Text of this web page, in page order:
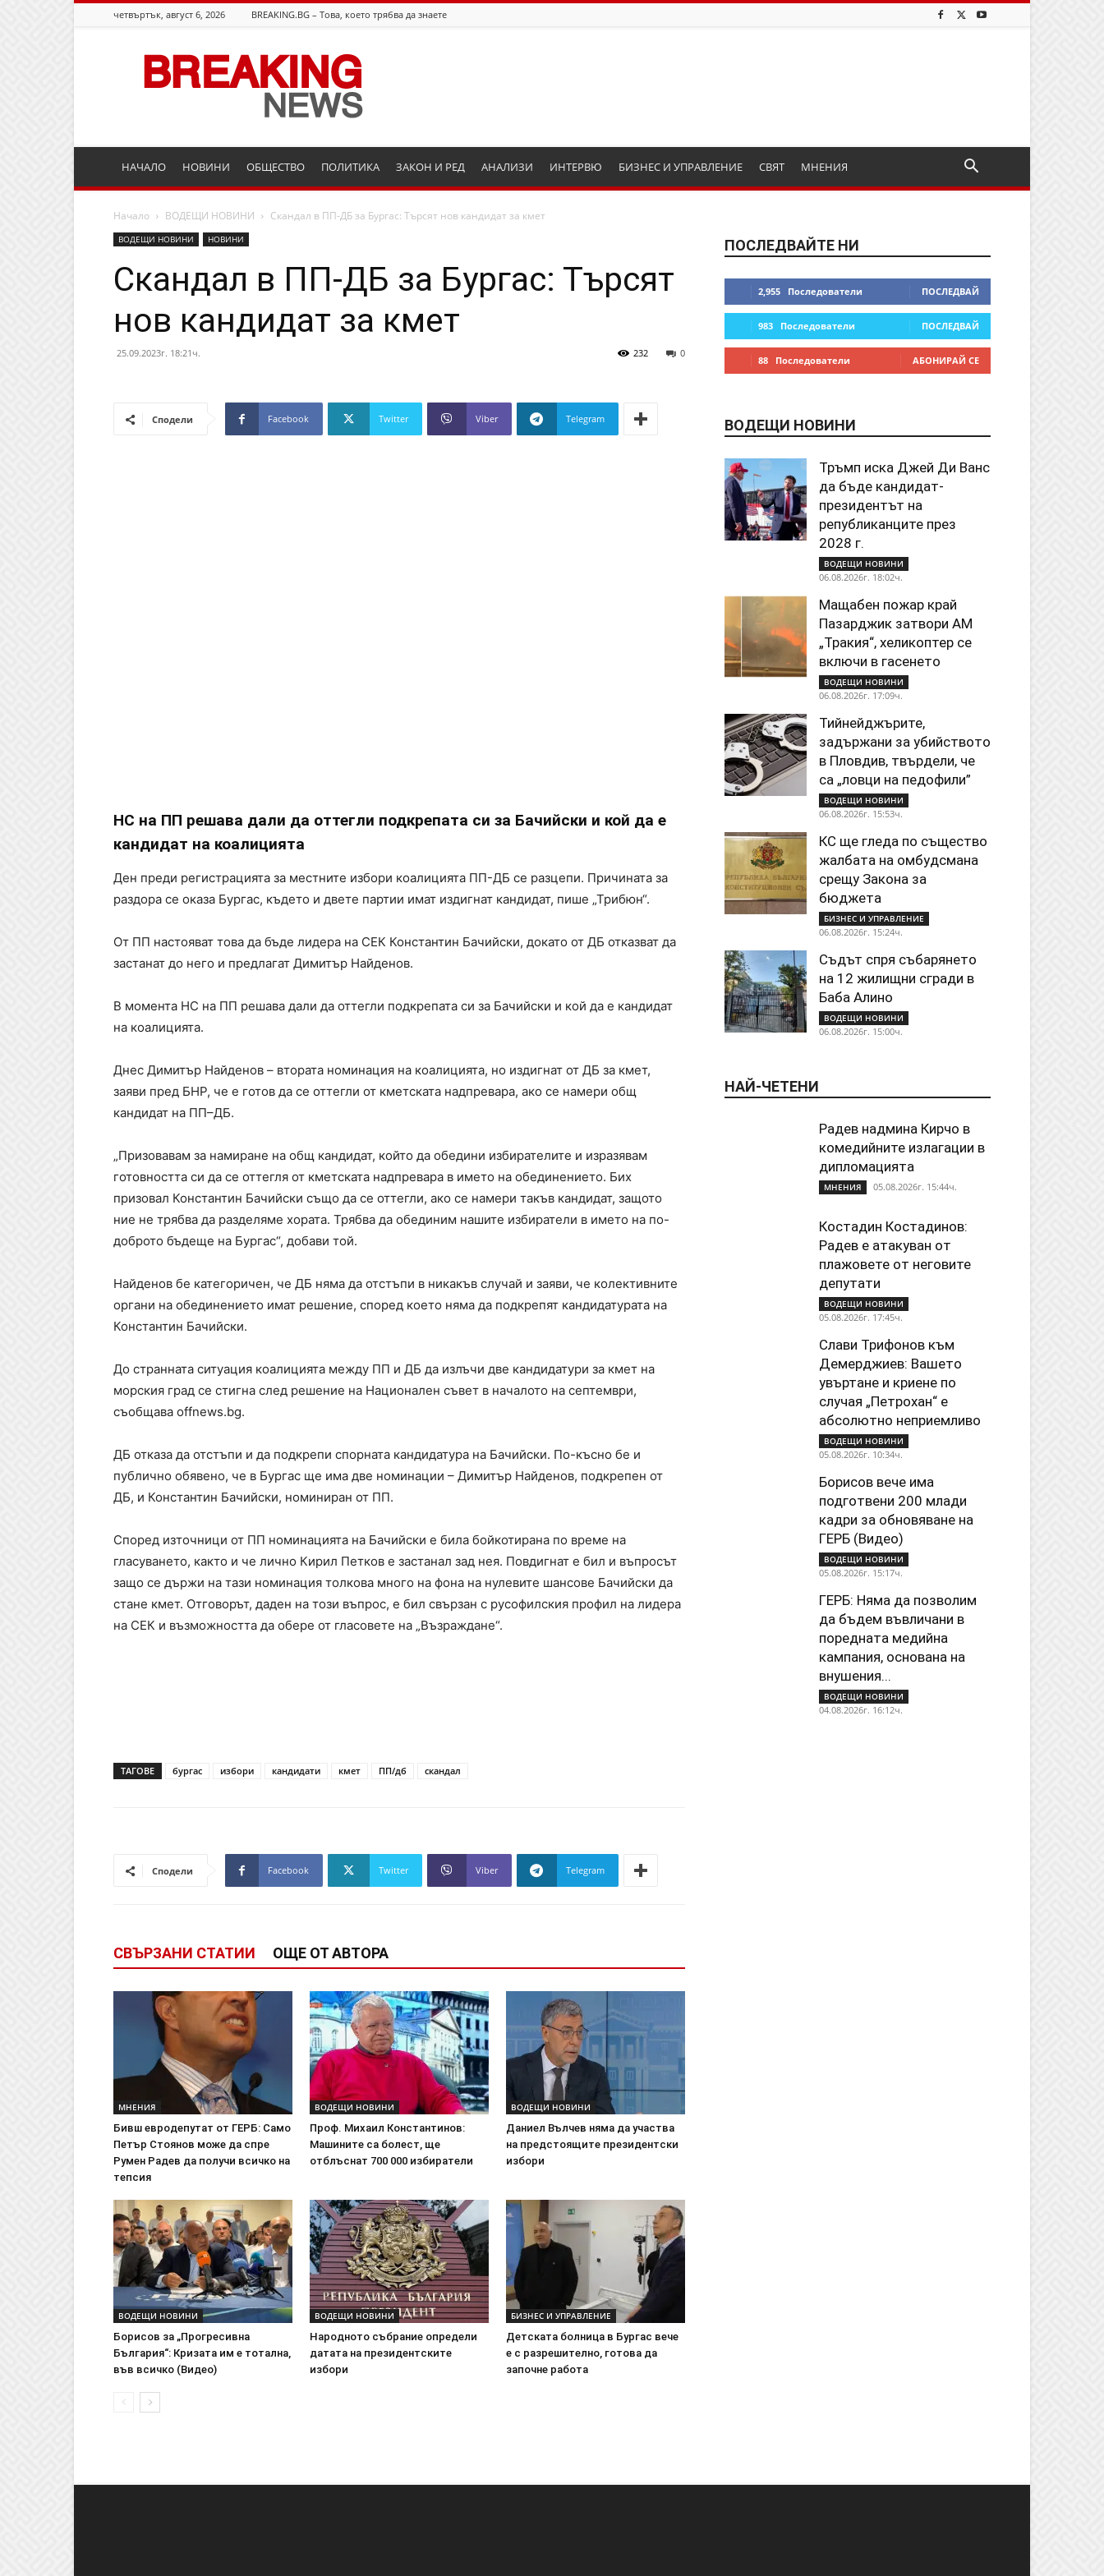
четвъртък, август 6, 2026 BREAKING.BG – Това, което трябва да знаете
Breaking.bg
НАЧАЛО НОВИНИ ОБЩЕСТВО ПОЛИТИКА ЗАКОН И РЕД АНАЛИЗИ ИНТЕРВЮ БИЗНЕС И УПРАВЛЕНИЕ СВЯТ МНЕНИЯ
Начало ВОДЕЩИ НОВИНИ Скандал в ПП-ДБ за Бургас: Търсят нов кандидат за кмет
ВОДЕЩИ НОВИНИ НОВИНИ
Скандал в ПП-ДБ за Бургас: Търсят
нов кандидат за кмет
25.09.2023г. 18:21ч. 0
232
Сподели Facebook Twitter Viber Telegram
НС на ПП решава дали да оттегли подкрепата си за Бачийски и кой да е
кандидат на коалицията
Ден преди регистрацията за местните избори коалицията ПП-ДБ се разцепи. Причината за
раздора се оказа Бургас, където и двете партии имат издигнат кандидат, пише „Трибюн“.
От ПП настояват това да бъде лидера на СЕК Константин Бачийски, докато от ДБ отказват да
застанат до него и предлагат Димитър Найденов.
В момента НС на ПП решава дали да оттегли подкрепата си за Бачийски и кой да е кандидат
на коалицията.
Днес Димитър Найденов – втората номинация на коалицията, но издигнат от ДБ за кмет,
заяви пред БНР, че е готов да се оттегли от кметската надпревара, ако се намери общ
кандидат на ПП–ДБ.
„Призовавам за намиране на общ кандидат, който да обедини избирателите и изразявам
готовността си да се оттегля от кметската надпревара в името на обединението. Бих
призовал Константин Бачийски също да се оттегли, ако се намери такъв кандидат, защото
ние не трябва да разделяме хората. Трябва да обединим нашите избиратели в името на по-
доброто бъдеще на Бургас“, добави той.
Найденов бе категоричен, че ДБ няма да отстъпи в никакъв случай и заяви, че колективните
органи на обединението имат решение, според което няма да подкрепят кандидатурата на
Константин Бачийски.
До странната ситуация коалицията между ПП и ДБ да излъчи две кандидатури за кмет на
морския град се стигна след решение на Национален съвет в началото на септември,
съобщава offnews.bg.
ДБ отказа да отстъпи и да подкрепи спорната кандидатура на Бачийски. По-късно бе и
публично обявено, че в Бургас ще има две номинации – Димитър Найденов, подкрепен от
ДБ, и Константин Бачийски, номиниран от ПП.
Според източници от ПП номинацията на Бачийски е била бойкотирана по време на
гласуването, както и че лично Кирил Петков е застанал зад нея. Повдигнат е бил и въпросът
защо се държи на тази номинация толкова много на фона на нулевите шансове Бачийски да
стане кмет. Отговорът, даден на този въпрос, е бил свързан с русофилския профил на лидера
на СЕК и възможността да обере от гласовете на „Възраждане“.
ТАГОВЕ бургас избори кандидати кмет ПП/дб скандал
Сподели Facebook Twitter Viber Telegram
СВЪРЗАНИ СТАТИИ ОЩЕ ОТ АВТОРА
МНЕНИЯ
Бивш евродепутат от ГЕРБ: Само
Петър Стоянов може да спре
Румен Радев да получи всичко на
тепсия
ВОДЕЩИ НОВИНИ
Проф. Михаил Константинов:
Машините са болест, ще
отблъснат 700 000 избиратели
ВОДЕЩИ НОВИНИ
Даниел Вълчев няма да участва
на предстоящите президентски
избори
ВОДЕЩИ НОВИНИ
Борисов за „Прогресивна
България“: Кризата им е тотална,
във всичко (Видео)
ВОДЕЩИ НОВИНИ
Народното събрание определи
датата на президентските
избори
БИЗНЕС И УПРАВЛЕНИЕ
Детската болница в Бургас вече
е с разрешително, готова да
започне работа
ПОСЛЕДВАЙТЕ НИ
2,955 Последователи ПОСЛЕДВАЙ
983 Последователи ПОСЛЕДВАЙ
88 Последователи АБОНИРАЙ СЕ
ВОДЕЩИ НОВИНИ
Тръмп иска Джей Ди Ванс
да бъде кандидат-
президентът на
републиканците през
2028 г.
ВОДЕЩИ НОВИНИ
06.08.2026г. 18:02ч.
Мащабен пожар край
Пазарджик затвори АМ
„Тракия“, хеликоптер се
включи в гасенето
ВОДЕЩИ НОВИНИ
06.08.2026г. 17:09ч.
Тийнейджърите,
задържани за убийството
в Пловдив, твърдели, че
са „ловци на педофили”
ВОДЕЩИ НОВИНИ
06.08.2026г. 15:53ч.
КС ще гледа по същество
жалбата на омбудсмана
срещу Закона за
бюджета
БИЗНЕС И УПРАВЛЕНИЕ
06.08.2026г. 15:24ч.
Съдът спря събарянето
на 12 жилищни сгради в
Баба Алино
ВОДЕЩИ НОВИНИ
06.08.2026г. 15:00ч.
НАЙ-ЧЕТЕНИ
Радев надмина Кирчо в
комедийните излагации в
дипломацията
МНЕНИЯ 05.08.2026г. 15:44ч.
Костадин Костадинов:
Радев е атакуван от
плажoвете от неговите
депутати
ВОДЕЩИ НОВИНИ
05.08.2026г. 17:45ч.
Слави Трифонов към
Демерджиев: Вашето
увъртане и криене по
случая „Петрохан“ е
абсолютно неприемливо
ВОДЕЩИ НОВИНИ
05.08.2026г. 10:34ч.
Борисов вече има
подготвени 200 млади
кадри за обновяване на
ГЕРБ (Видео)
ВОДЕЩИ НОВИНИ
05.08.2026г. 15:17ч.
ГЕРБ: Няма да позволим
да бъдем въвличани в
поредната медийна
кампания, основана на
внушения...
ВОДЕЩИ НОВИНИ
04.08.2026г. 16:12ч.